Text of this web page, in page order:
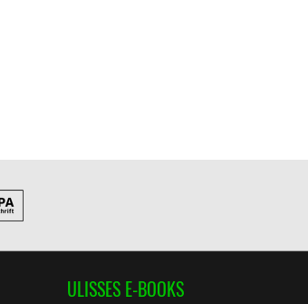
ULISSES E-BOOKS